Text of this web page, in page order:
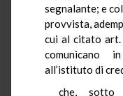
segnalante; e
provvista,
cui al citato art.
comunicano
all’istituto di
che, sotto